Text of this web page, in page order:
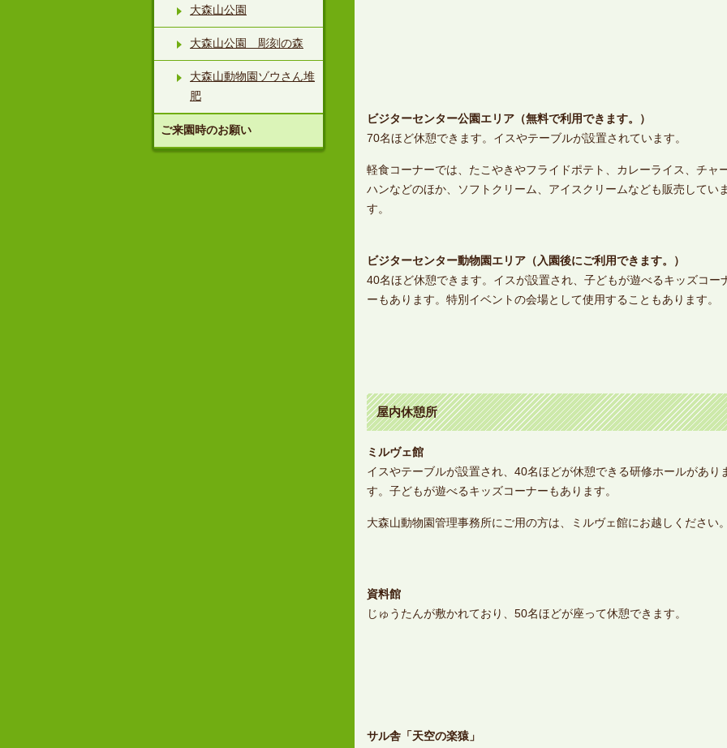
ビジターセンター公園エリア（無料で利用できます。）
70名ほど休憩できます。イスやテーブルが設置されています。
軽食コーナーでは、たこやきやフライドポテト、カレーライス、チャ
ハンなどのほか、ソフトクリーム、アイスクリームなども販売してい
す。
ビジターセンター動物園エリア（入園後にご利用できます。）
40名ほど休憩できます。イスが設置され、子どもが遊べるキッズコー
ーもあります。特別イベントの会場として使用することもあります。
屋内休憩所
ミルヴェ館
イスやテーブルが設置され、40名ほどが休憩できる研修ホールがあり
す。子どもが遊べるキッズコーナーもあります。
大森山動物園管理事務所にご用の方は、ミルヴェ館にお越しください
資料館
じゅうたんが敷かれており、50名ほどが座って休憩できます。
サル舎「天空の楽猿」
大森山公園
大森山公園 彫刻の森
大森山動物園ゾウさん堆
肥
ご来園時のお願い